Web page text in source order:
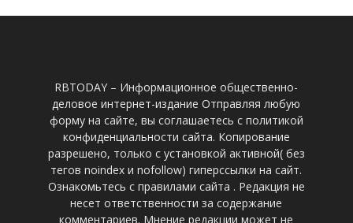
RBTODAY – Информационное общественно-
деловое интернет-издание Отправляя любую
форму на сайте, вы соглашаетесь с политикой
конфиденциальности сайта. Копирование
разрешено, только с установкой активной( без
тегов noindex и nofollow) гиперссылки на сайт.
Ознакомьтесь с правилами сайта . Редакция не
несет ответственности за содержание
комментариев. Мнение редакции может не